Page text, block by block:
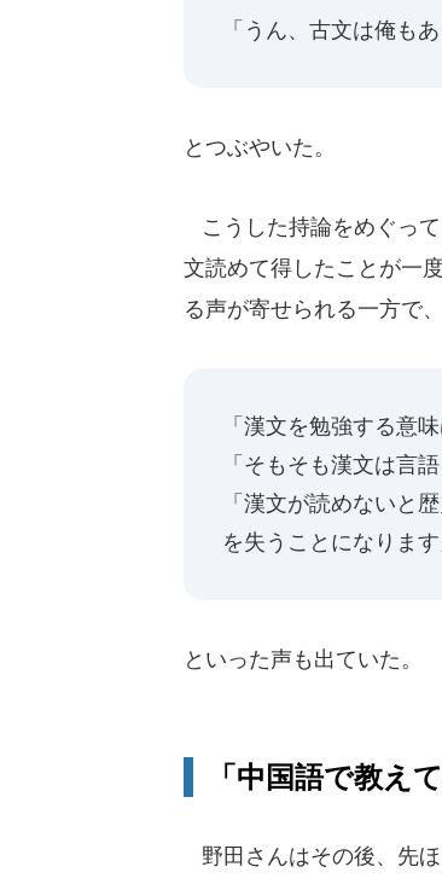
「うん、古文は俺も
とつぶやいた。
こうした持論をめぐっ
文読めて得したことが一
る声が寄せられる一方で、
「漢文を勉強する意
「そもそも漢文は言
「漢文が読めないと
を失うことになります
といった声も出ていた。
「中国語で教え
野田さんはその後、先